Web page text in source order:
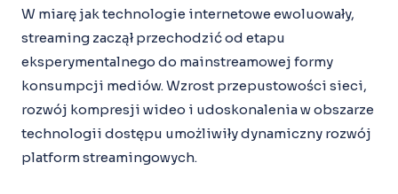
W miarę jak technologie internetowe ewoluowały,
streaming zaczął przechodzić od etapu
eksperymentalnego do mainstreamowej formy
konsumpcji mediów. Wzrost przepustowości sieci,
rozwój kompresji wideo i udoskonalenia w obszarze
technologii dostępu umożliwiły dynamiczny rozwój
platform streamingowych.